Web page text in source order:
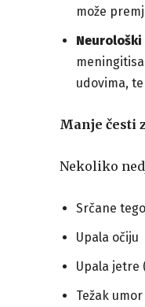
može
udovima,
Manje česti
Nekoliko
Srčane
Upala očiju
Upala jetre
Težak umor